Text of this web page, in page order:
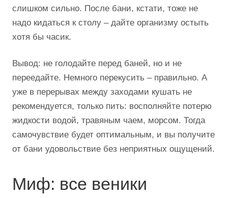
слишком сильно. После бани, кстати, тоже не
надо кидаться к столу – дайте организму остыть
хотя бы часик.
Вывод: не голодайте перед баней, но и не
переедайте. Немного перекусить – правильно. А
уже в перерывах между заходами кушать не
рекомендуется, только пить: восполняйте потерю
жидкости водой, травяным чаем, морсом. Тогда
самочувствие будет оптимальным, и вы получите
от бани удовольствие без неприятных ощущений.
Миф: все веники